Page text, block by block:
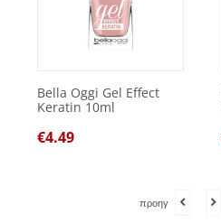
Bella Oggi Gel Effect
Keratin 10ml
€4.49
προηγ